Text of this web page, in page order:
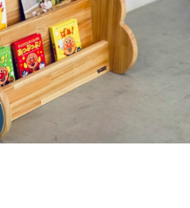
COMPANY
CONTACT